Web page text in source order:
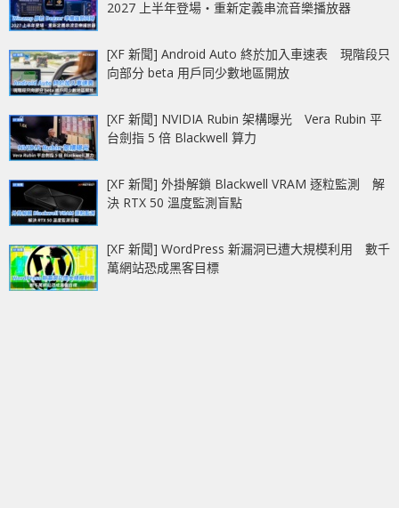
2027 上半年登場‧重新定義串流音樂播放器
[XF 新聞] Android Auto 終於加入車速表 現階段只
向部分 beta 用戶同少數地區開放
[XF 新聞] NVIDIA Rubin 架構曝光 Vera Rubin 平
台劍指 5 倍 Blackwell 算力
[XF 新聞] 外掛解鎖 Blackwell VRAM 逐粒監測 解
決 RTX 50 溫度監測盲點
[XF 新聞] WordPress 新漏洞已遭大規模利用 數千
萬網站恐成黑客目標